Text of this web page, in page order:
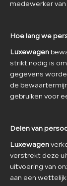
medewerker van
Hoe lang we
Luxewagen
strikt nodig is
gegevens
de
gebruiken voor
Delen van
Luxewagen
verstrekt deze
uitvoering van
aan een